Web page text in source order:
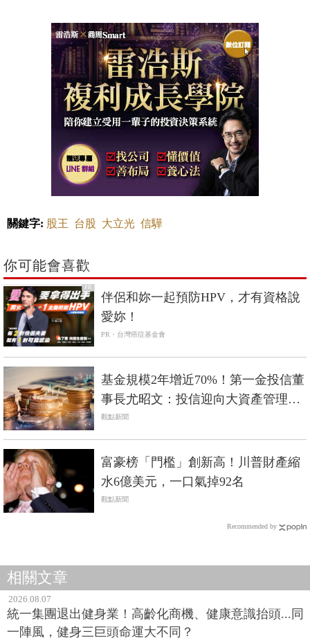
關鍵字: 股王 台股 大立光 信驊
你可能會喜歡
PR
伴侶和妳一起預防HPV，才有資格說
愛妳！
PR・台灣癌症基金會
基金規模2年增近70%！第一金投信董
事長尤昭文：投信迎向大資產管理時
代
觀點新聞
富豪榜「門檻」創新高！川普財產縮
水6億美元，一口氣掉92名
觀點新聞
Recommended by
相關文章
2026.08.07
統一集團退出健身業！高齡化商機、健康意識抬頭...同
一陣風，健身三巨頭命運大不同？